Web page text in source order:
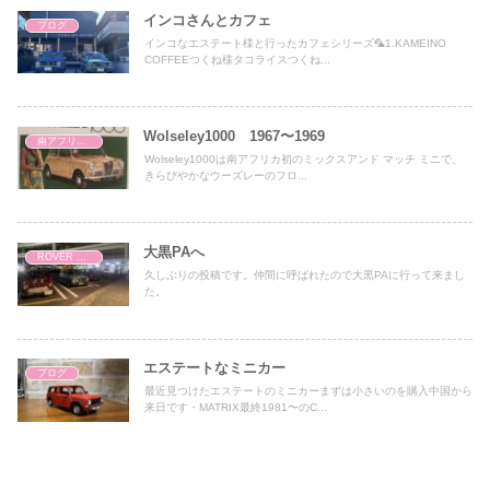
ブログ インコさんとカフェ
インコなエステート様と行ったカフェシリーズ🦜1.KAMEINO
COFFEEつくね様タコライスつくね...
南アフリカ学 Wolseley1000 1967〜1969
Wolseley1000は南アフリカ初のミックスアンド マッチ ミニで、
きらびやかなウーズレーのフロ...
ROVER MINI 大黒PAへ
久しぶりの投稿です。仲間に呼ばれたので大黒PAに行って来まし
た。
ブログ エステートなミニカー
最近見つけたエステートのミニカーまずは小さいのを購入中国から
来日です・MATRIX最終1981〜のC...